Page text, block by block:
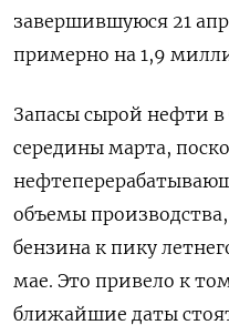
завершившуюся 21
примерно на 1,9
Запасы сырой нефти
середины марта,
объемы
бензина к пику
мае. Это привело к
ближайшие даты